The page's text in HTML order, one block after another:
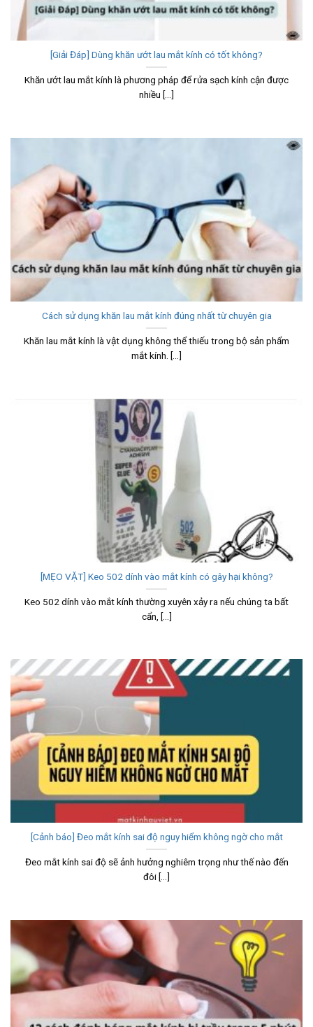
[Giải Đáp] Dùng khăn ướt lau mắt kính có tốt không?
Khăn ướt lau mắt kính là phương pháp để rửa sạch kính cận được
nhiều [...]
Cách sử dụng khăn lau mắt kính đúng nhất từ chuyên gia
Khăn lau mắt kính là vật dụng không thể thiếu trong bộ sản phẩm
mắt kính. [...]
[MẸO VẶT] Keo 502 dính vào mắt kính có gây hại không?
Keo 502 dính vào mắt kính thường xuyên xảy ra nếu chúng ta bất
cẩn, [...]
[Cảnh báo] Đeo mắt kính sai độ nguy hiểm không ngờ cho mắt
Đeo mắt kính sai độ sẽ ảnh hưởng nghiêm trọng như thế nào đến
đôi [...]